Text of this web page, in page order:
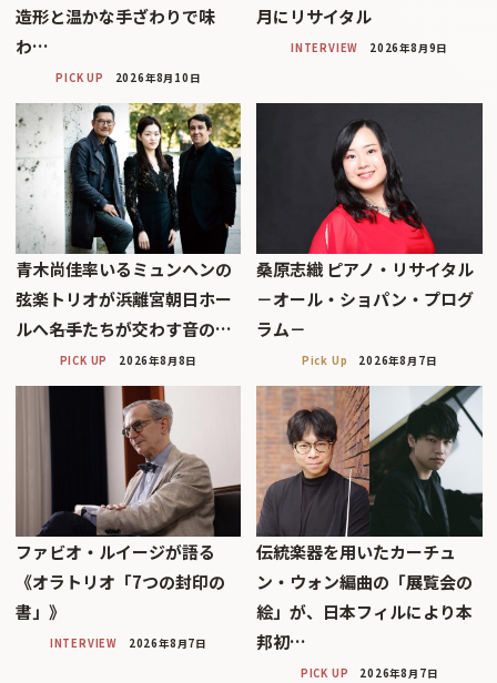
造形と温かな手ざわりで味
わ…
PICK UP 2026年8月10日
月にリサイタル
INTERVIEW 2026年8月9日
青木尚佳率いるミュンヘンの
弦楽トリオが浜離宮朝日ホー
ルへ――名手たちが交わす音の…
PICK UP 2026年8月8日
桑原志織 ピアノ・リサイタル
－オール・ショパン・プログ
ラム－
Pick Up 2026年8月7日
ファビオ・ルイージが語る
《オラトリオ「7つの封印の
書」》
INTERVIEW 2026年8月7日
伝統楽器を用いたカーチュ
ン・ウォン編曲の「展覧会の
絵」が、日本フィルにより本
邦初…
PICK UP 2026年8月7日